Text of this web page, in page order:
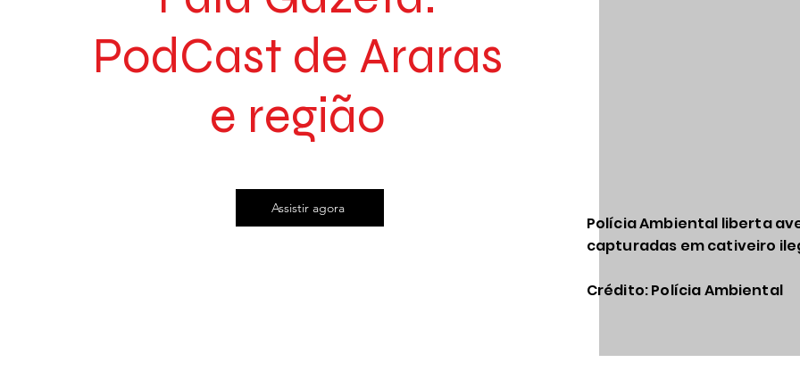
PodCast de Araras
e região
Assistir agora
Polícia Ambiental liberta
capturadas em cativeiro
Crédito: Polícia Ambiental